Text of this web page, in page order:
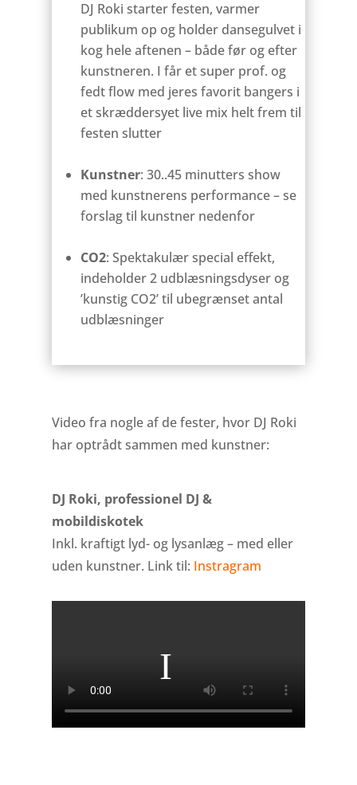
DJ Roki starter festen, varmer
publikum op og holder dansegulvet i
kog hele aftenen – både før og efter
kunstneren. I får et super prof. og
fedt flow med jeres favorit bangers i
et skræddersyet live mix helt frem til
festen slutter
Kunstner: 30..45 minutters show
med kunstnerens performance – se
forslag til kunstner nedenfor
CO2: Spektakulær special effekt,
indeholder 2 udblæsningsdyser og
’kunstig CO2’ til ubegrænset antal
udblæsninger
Video fra nogle af de fester, hvor DJ Roki
har optrådt sammen med kunstner:
DJ Roki, professionel DJ &
mobildiskotek
Inkl. kraftigt lyd- og lysanlæg – med eller
uden kunstner. Link til: Instragram